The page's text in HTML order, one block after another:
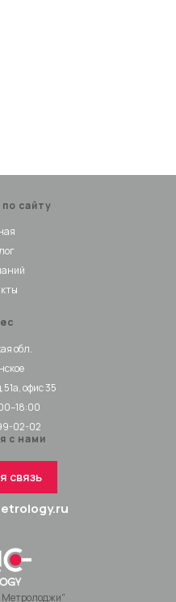
сайту
обл.
офис 35
02-02
с нами
связь